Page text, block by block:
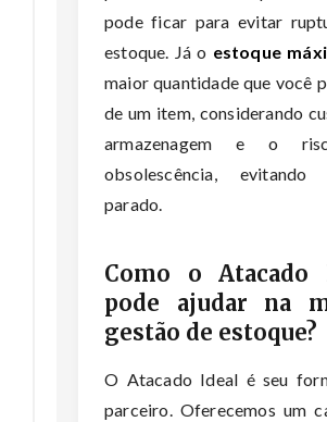
pode ficar para evitar
estoque. Já o estoque
maior quantidade que você
de um item, considerando
armazenagem e o
obsolescência, evitando
parado.
Como o Atacado
pode ajudar na
gestão de estoque?
O Atacado Ideal é seu
parceiro. Oferecemos um